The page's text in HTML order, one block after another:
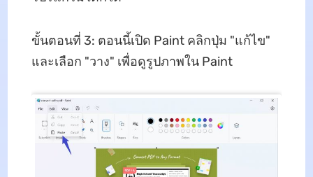
ขั้นตอนที่ 3: ตอนนี้เปิด Paint คลิกปุ่ม "แก้ไข"
และเลือก "วาง" เพื่อดูรูปภาพใน Paint